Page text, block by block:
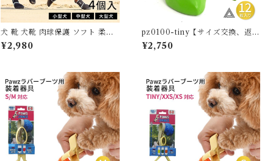
犬 靴 犬靴 肉球保護 ソフト 柔ら
かい 4足 脱げない マジックテー
プ ドッグシューズ シューズ 散歩
4個入【イチオシ】KM789G
¥2,980
pz0100-tiny【サイズ交換、返品
対象外】【12枚 TINY】PAWZ
ドッグブーツ 12足入り 超小型犬
ラバーシューズ 犬 快適 風船 熱い
道路 12枚セット 雨の日 汚れ防止
滑り止め レインシューズ 防水 グ
リーン PZ0100-TINY
¥2,750